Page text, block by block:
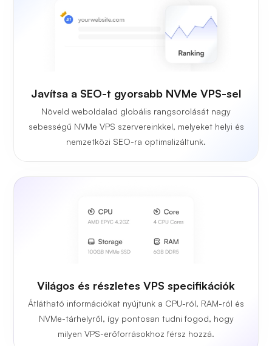
Javítsa a SEO-t gyorsabb NVMe VPS-sel
Növeld weboldalad globális rangsorolását nagy
sebességű NVMe VPS szervereinkkel, melyeket helyi és
nemzetközi SEO-ra optimalizáltunk.
Világos és részletes VPS specifikációk
Átlátható információkat nyújtunk a CPU-ról, RAM-ról és
NVMe-tárhelyről, így pontosan tudni fogod, hogy
milyen VPS-erőforrásokhoz férsz hozzá.